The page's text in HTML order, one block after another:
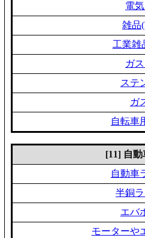
電
雑品
工業雑
ガ
ステ
ガ
自転車
[11] 自
自動車
半銅
エバ
モーターや